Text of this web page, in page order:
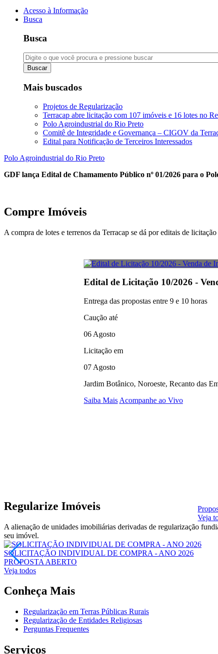
Acesso à Informação
Busca
Busca
Buscar
Mais buscados
Projetos de Regularização
Terracap abre licitação com 107 imóveis e 16 lotes no
Polo Agroindustrial do Rio Preto
Comitê de Integridade e Governança – CIGOV da
Edital para Notificação de Terceiros Interessados
Polo Agroindustrial do Rio Preto
GDF lança Edital de Chamamento Público nº 01/2026 para o
Compre Imóveis
A compra de lotes e terrenos da Terracap se dá por editais de
Edital de Licitação 10/2026 -
Entrega das propostas entre 9 e 10 horas
Caução até
06 Agosto
Licitação em
07 Agosto
Jardim Botânico, Noroeste, Recanto das
Saiba Mais Acompanhe ao Vivo
Veja
Regularize Imóveis
A alienação de unidades imobiliárias derivadas de regularização
seu imóvel.
SOLICITAÇÃO INDIVIDUAL DE COMPRA - ANO 2026
PROPOSTA ABERTO
Veja todos
Conheça Mais
Regularização em Terras Públicas Rurais
Regularização de Entidades Religiosas
Perguntas Frequentes
Serviços